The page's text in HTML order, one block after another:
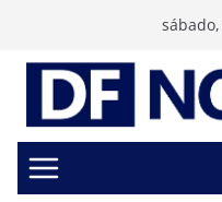
conteúdo